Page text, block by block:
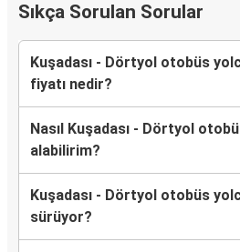
Sıkça Sorulan Sorular
Kuşadası - Dörtyol otobüs
fiyatı nedir?
Nasıl Kuşadası - Dörtyol
alabilirim?
Kuşadası - Dörtyol otobüs
sürüyor?